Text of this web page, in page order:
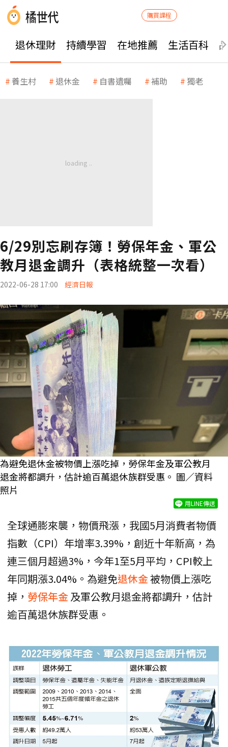
購買課程
退休理財 持續學習 在地推薦 生活百科
養生村 退休金 自書遺囑 補助 獨老
6/29別忘刷存簿！勞保年金、軍公
教月退金調升（表格統整一次看）
2022-06-28 17:00 經濟日報
為避免退休金被物價上漲吃掉，勞保年金及軍公教月
退金將都調升，估計逾百萬退休族群受惠。 圖／資料
照片
用LINE傳送
全球通膨來襲，物價飛漲，我國5月消費者物價
指數（CPI）年增率3.39%，創近十年新高，為
連三個月超過3%，今年1至5月平均，CPI較上
年同期漲3.04%。為避免退休金被物價上漲吃
掉， 勞保年金及軍公教月退金將都調升，估計
逾百萬退休族群受惠。